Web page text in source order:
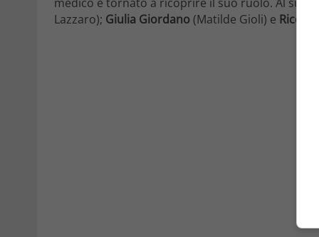
Lazzaro); Giulia Giordano(Matilde Gioli) e